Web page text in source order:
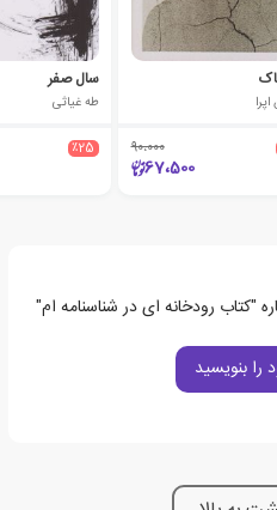
90،000
67،500
سال صفر
طه غیاثی
٪25
"کتاب رودخانه ای در شناسنامه ام"
را بنویسید